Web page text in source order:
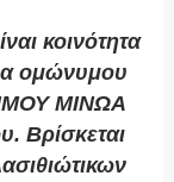
κοινότητα
ομώνυμου
ΜΙΝΩΑ
Βρίσκεται